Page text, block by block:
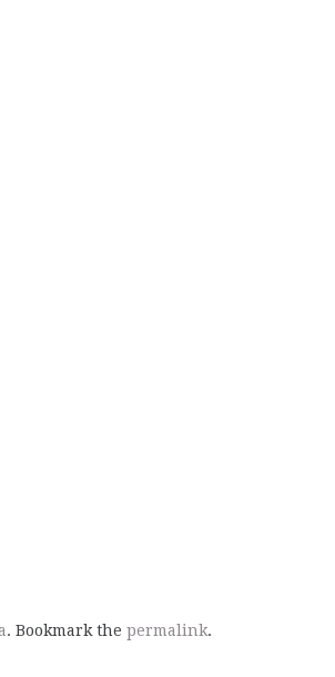
. Bookmark the permalink.